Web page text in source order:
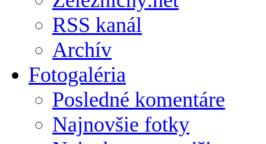
RSS kanál
Archív
Fotogaléria
Posledné komentáre
Najnovšie fotky